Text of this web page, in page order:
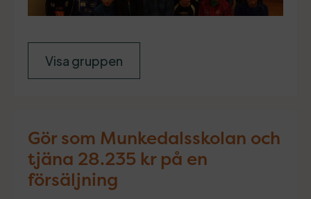
Visa gruppen
Gör som Munkedalsskolan och
tjäna 28.235 kr på en
försäljning